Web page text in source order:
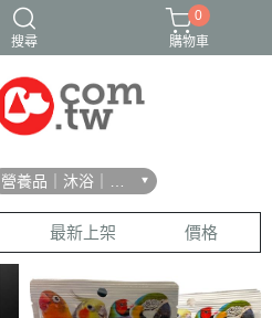
搜尋
0
購物車
營養品｜沐浴｜防
蟲
最新上架 價格